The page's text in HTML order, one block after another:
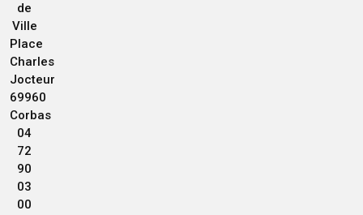
de
Ville
Place
Charles
Jocteur
69960
Corbas
04
72
90
03
00